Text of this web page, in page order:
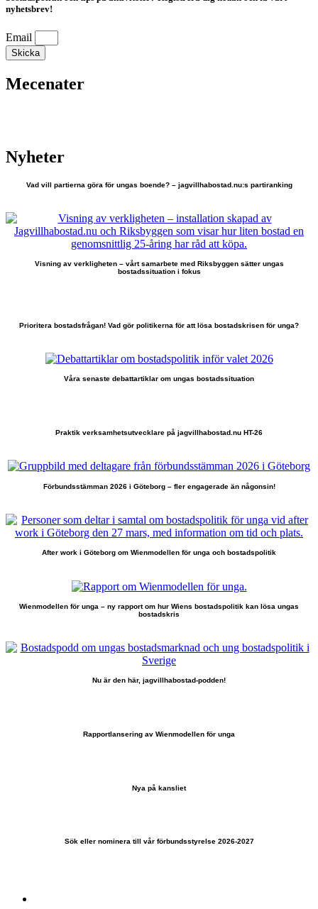
nyhetsbrev!
Email
Skicka
Mecenater
Nyheter
Vad vill partierna göra för ungas boende? – jagvillhabostad.nu:s partiranking
Visning av verkligheten – vårt samarbete med Riksbyggen sätter ungas
bostadssituation i fokus
Prioritera bostadsfrågan! Vad gör politikerna för att lösa bostadskrisen för unga?
Våra senaste debattartiklar om ungas bostadssituation
Praktik verksamhetsutvecklare på jagvillhabostad.nu HT-26
Förbundsstämman 2026 i Göteborg – fler engagerade än någonsin!
After work i Göteborg om Wienmodellen för unga och bostadspolitik
Wienmodellen för unga – ny rapport om hur Wiens bostadspolitik kan lösa ungas
bostadskris
Nu är den här, jagvillhabostad-podden!
Rapportlansering av Wienmodellen för unga
Nya på kansliet
Sök eller nominera till vår förbundsstyrelse 2026-2027